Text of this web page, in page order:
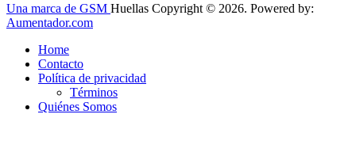
Una marca de GSM Huellas Copyright © 2026. Powered by:
Aumentador.com
Home
Contacto
Política de privacidad
Términos
Quiénes Somos